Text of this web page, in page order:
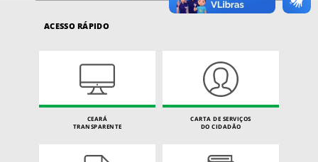
ACESSO RÁPIDO
CEARÁ
TRANSPARENTE
CARTA DE SERVIÇOS
DO CIDADÃO